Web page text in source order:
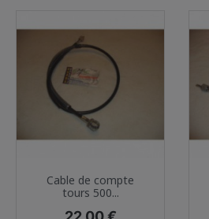
Cable de compte
tours 500...
Prix